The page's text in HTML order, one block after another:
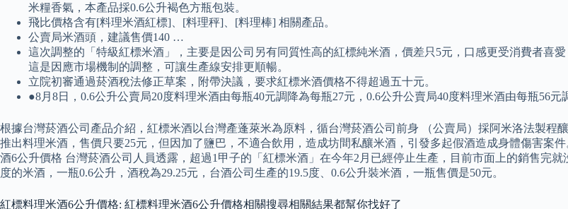
米糧香氣，本產品採0.6公升褐色方瓶包裝。
飛比價格含有[料理米酒紅標]、[料理秤]、[料理棒] 相關產品。
公賣局米酒頭，建議售價140 …
這次調整的「特級紅標米酒」，主要是因公司另有同質性高的紅標純米酒，價差只5元，口感更受消費者喜
這是因應市場機制的調整，可讓生產線安排更順暢。
立院初審通過菸酒稅法修正草案，附帶決議，要求紅標米酒價格不得超過五十元。
●8月8日，0.6公升公賣局20度料理米酒由每瓶40元調降為每瓶27元，0.6公升公賣局40度料理米酒由每瓶56
根據台灣菸酒公司產品介紹，紅標米酒以台灣產蓬萊米為原料，循台灣菸酒公司前身 （公賣局）採阿米洛法製程
推出料理米酒，售價只要25元，但因加了鹽巴，不適合飲用，造成坊間私釀米酒，引發多起假酒造成身體傷害案
酒6公升價格 台灣菸酒公司人員透露，超過1甲子的「紅標米酒」在今年2月已經停止生產，目前市面上的銷售完
度的米酒，一瓶0.6公升，酒稅為29.25元，台酒公司生產的19.5度、0.6公升裝米酒，一瓶售價是50元。
紅標料理米酒6公升價格: 紅標料理米酒6公升價格相關搜尋相關結果都幫你找好了